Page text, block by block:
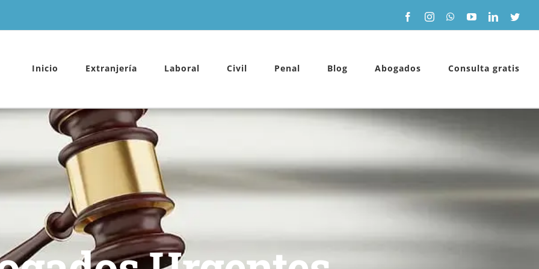
FacebookInstagramWhatsApp
YouTubeLinkedIn
Inicio Extranjería Laboral Civil Penal Blog Abogados Consulta gratis